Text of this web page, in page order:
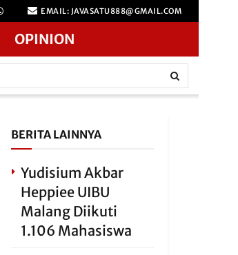
EMAIL: JAVASATU888@GMAIL.COM
OPINION
BERITA LAINNYA
Yudisium Akbar
Heppiee UIBU
Malang Diikuti
1.106 Mahasiswa